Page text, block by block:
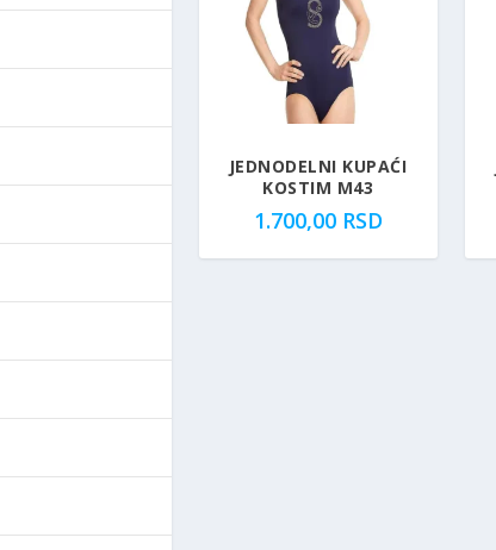
JEDNODELNI KUPAĆI
KOSTIM M43
1.700,00 RSD